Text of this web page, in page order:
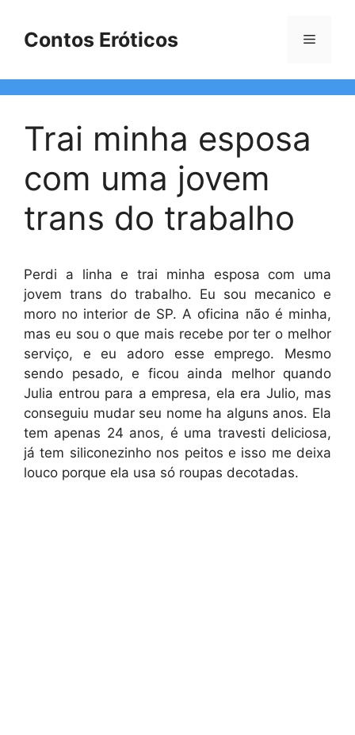
Contos Eróticos Menu
Trai minha esposa
com uma jovem
trans do trabalho
Perdi a linha e trai minha esposa com uma
jovem trans do trabalho. Eu sou mecanico e
moro no interior de SP. A oficina não é minha,
mas eu sou o que mais recebe por ter o melhor
serviço, e eu adoro esse emprego. Mesmo
sendo pesado, e ficou ainda melhor quando
Julia entrou para a empresa, ela era Julio, mas
conseguiu mudar seu nome ha alguns anos. Ela
tem apenas 24 anos, é uma travesti deliciosa,
já tem siliconezinho nos peitos e isso me deixa
louco porque ela usa só roupas decotadas.